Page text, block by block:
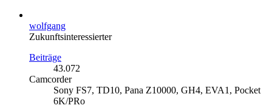
wolfgang
Zukunftsinteressierter
Beiträge
43.072
Camcorder
Sony FS7, TD10, Pana Z10000, GH4, EVA1, Pocket
6K/PRo